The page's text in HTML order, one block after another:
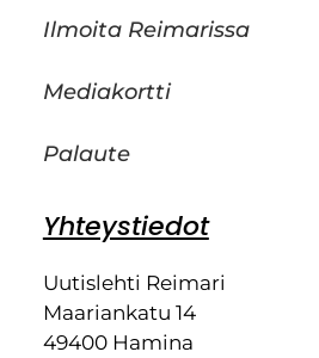
Ilmoita Reimarissa
Mediakortti
Palaute
Yhteystiedot
Uutislehti Reimari
Maariankatu 14
49400 Hamina